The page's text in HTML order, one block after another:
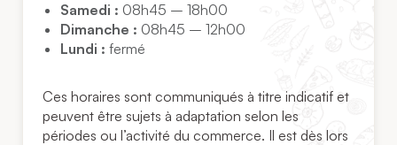
Samedi : 08h45 – 18h00
Dimanche : 08h45 – 12h00
Lundi : fermé
Ces horaires sont communiqués à titre indicatif et
peuvent être sujets à adaptation selon les
périodes ou l’activité du commerce. Il est dès lors